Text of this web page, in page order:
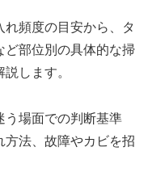
頻度の目安から、タ
ど部位別の具体的な掃
します。
う場面での判断基準
法、故障やカビを招